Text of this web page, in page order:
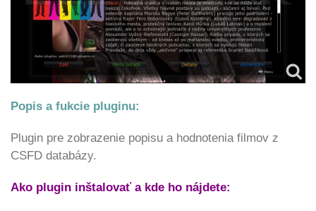
Popis a fukcie pluginu:
Plugin pre zobrazenie popisu a hodnotenia filmov z
CSFD databázy.
Ako plugin inštalovať a kde ho nájdete: